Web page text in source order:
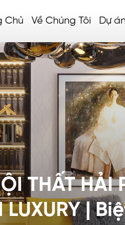
Chủ Về Chúng Tôi Dự án
THẤT HẢI
LUXURY |